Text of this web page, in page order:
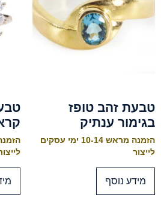
טבעת זהב טופז
בגימור ענתיק
הזמנה מראש 10-14 ימי עסקים
לייצור
מידע נוסף